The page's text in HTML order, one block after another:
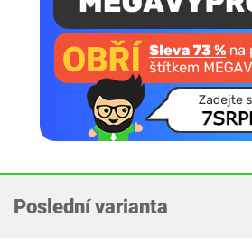
Poslední varianta